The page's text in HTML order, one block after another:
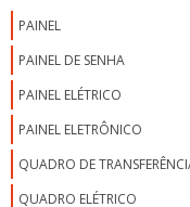
MONTAGEM DE QUADRO
PAINEL
PAINEL DE SENHA
PAINEL ELÉTRICO
PAINEL ELETRÔNICO
QUADRO DE
QUADRO ELÉTRICO